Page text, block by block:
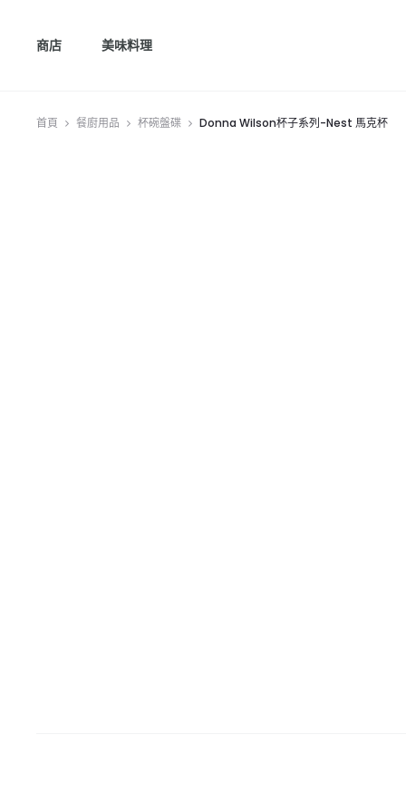
商店 美味料理
首頁 餐廚用品 杯碗盤碟 Donna Wilson杯子系列-Nest 馬克杯